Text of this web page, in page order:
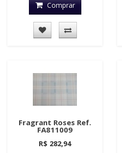
Comprar
Fragrant Roses Ref.
FA811009
R$ 282,94